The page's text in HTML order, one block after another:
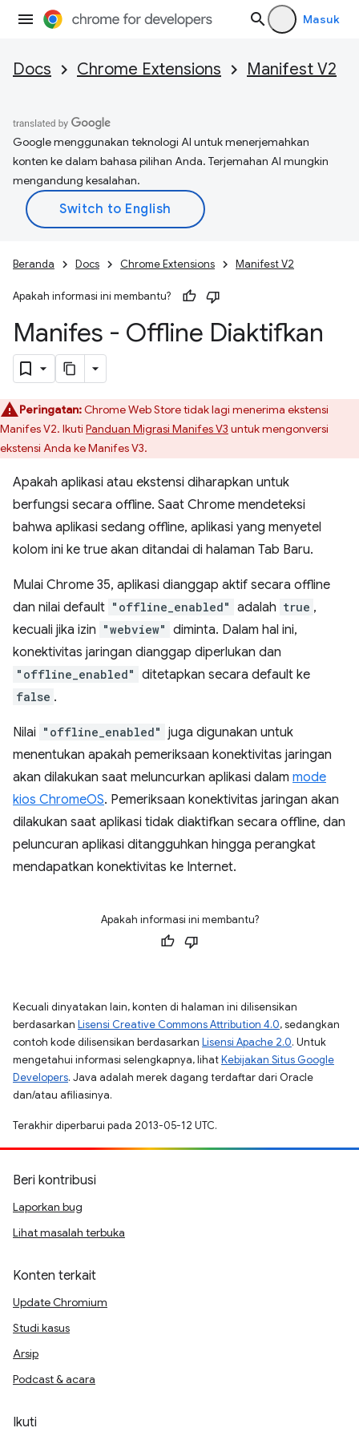
Masuk
Docs Chrome Extensions Manifest V2
Google menggunakan teknologi AI untuk menerjemahkan
konten ke dalam bahasa pilihan Anda. Terjemahan AI mungkin
mengandung kesalahan.
Beranda Docs Chrome Extensions Manifest V2
Apakah informasi ini membantu?
Manifes - Offline Diaktifkan
Peringatan:Chrome Web Store tidak lagi menerima ekstensi
Manifes V2. Ikuti Panduan Migrasi Manifes V3 untuk mengonversi
ekstensi Anda ke Manifes V3.
Apakah aplikasi atau ekstensi diharapkan untuk
berfungsi secara offline. Saat Chrome mendeteksi
bahwa aplikasi sedang offline, aplikasi yang menyetel
kolom ini ke true akan ditandai di halaman Tab Baru.
Mulai Chrome 35, aplikasi dianggap aktif secara offline
dan nilai default "offline_enabled" adalah true ,
kecuali jika izin "webview" diminta. Dalam hal ini,
konektivitas jaringan dianggap diperlukan dan
"offline_enabled" ditetapkan secara default ke
false .
Nilai "offline_enabled" juga digunakan untuk
menentukan apakah pemeriksaan konektivitas jaringan
akan dilakukan saat meluncurkan aplikasi dalam mode
kios ChromeOS. Pemeriksaan konektivitas jaringan akan
dilakukan saat aplikasi tidak diaktifkan secara offline, dan
peluncuran aplikasi ditangguhkan hingga perangkat
mendapatkan konektivitas ke Internet.
Apakah informasi ini membantu?
Kecuali dinyatakan lain, konten di halaman ini dilisensikan
berdasarkan Lisensi Creative Commons Attribution 4.0, sedangkan
contoh kode dilisensikan berdasarkan Lisensi Apache 2.0. Untuk
mengetahui informasi selengkapnya, lihatKebijakan Situs Google
Developers. Java adalah merek dagang terdaftar dari Oracle
dan/atau afiliasinya.
Terakhir diperbarui pada 2013-05-12 UTC.
Beri kontribusi
Laporkan bug
Lihat masalah terbuka
Konten terkait
Update Chromium
Studi kasus
Arsip
Podcast & acara
Ikuti